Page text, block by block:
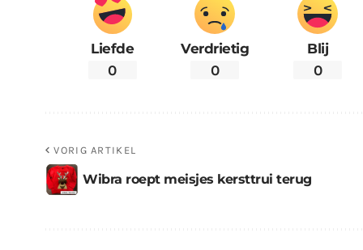
Liefde
0
Verdrietig
0
Blij
0
VORIG ARTIKEL
Wibra roept meisjes kersttrui terug